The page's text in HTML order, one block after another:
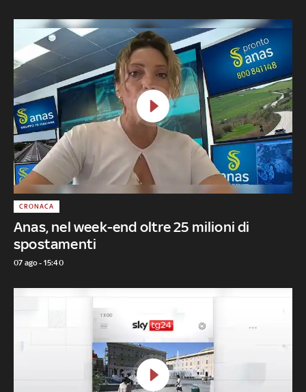
Anas, nel week-end oltre 25 milioni di
spostamenti
CRONACA
07 ago - 15:40